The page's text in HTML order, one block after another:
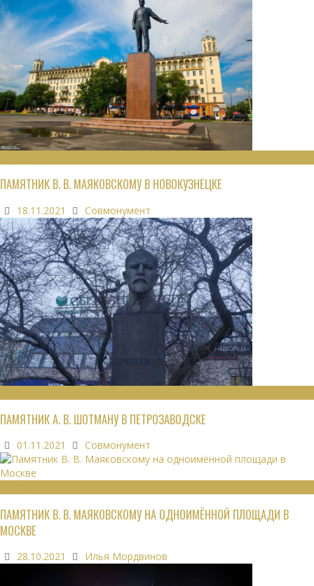
ПАМЯТНИК В. В. МАЯКОВСКОМУ В НОВОКУЗНЕЦКЕ
18.11.2021 Совмонумент
ПАМЯТНИК А. В. ШОТМАНУ В ПЕТРОЗАВОДСКЕ
01.11.2021 Совмонумент
ПАМЯТНИК В. В. МАЯКОВСКОМУ НА ОДНОИМЁННОЙ ПЛОЩАДИ В
МОСКВЕ
28.10.2021 Илья Мордвинов